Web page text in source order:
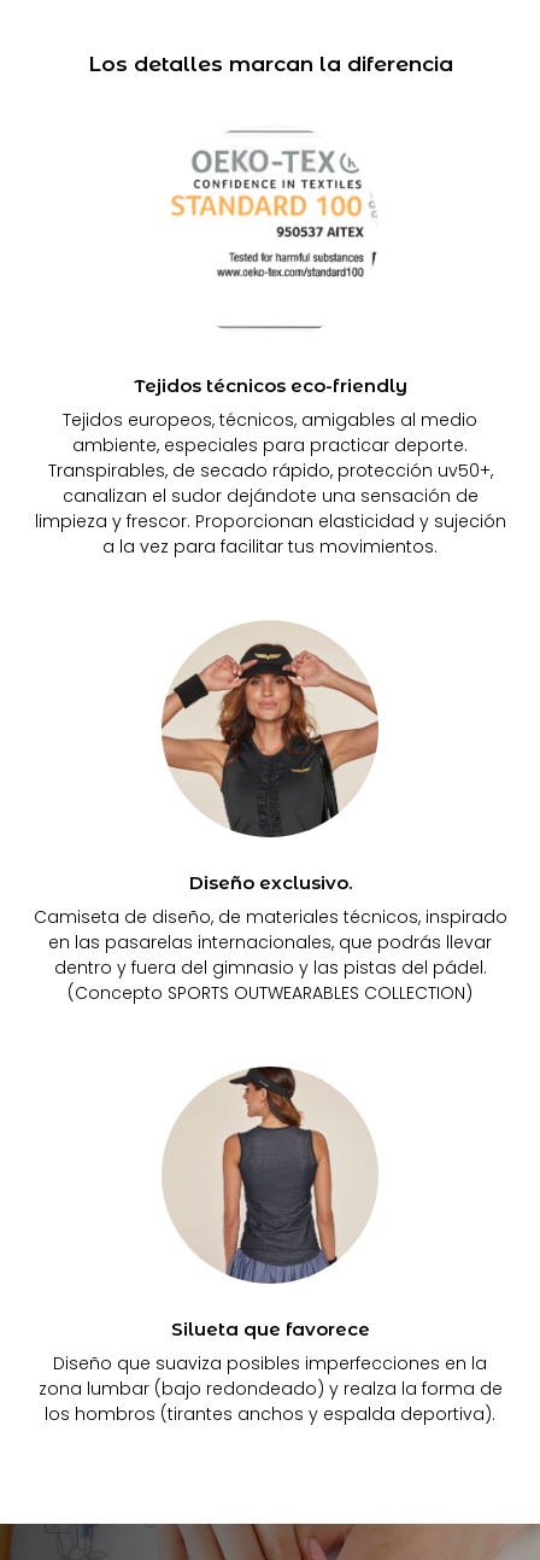
Los detalles marcan la diferencia
Tejidos técnicos eco-friendly
Tejidos europeos, técnicos, amigables al medio
ambiente, especiales para practicar deporte.
Transpirables, de secado rápido, protección uv50+,
canalizan el sudor dejándote una sensación de
limpieza y frescor. Proporcionan elasticidad y sujeción
a la vez para facilitar tus movimientos.
Diseño exclusivo.
Camiseta de diseño, de materiales técnicos, inspirado
en las pasarelas internacionales, que podrás llevar
dentro y fuera del gimnasio y las pistas del pádel.
(Concepto SPORTS OUTWEARABLES COLLECTION)
Silueta que favorece
Diseño que suaviza posibles imperfecciones en la
zona lumbar (bajo redondeado) y realza la forma de
los hombros (tirantes anchos y espalda deportiva).